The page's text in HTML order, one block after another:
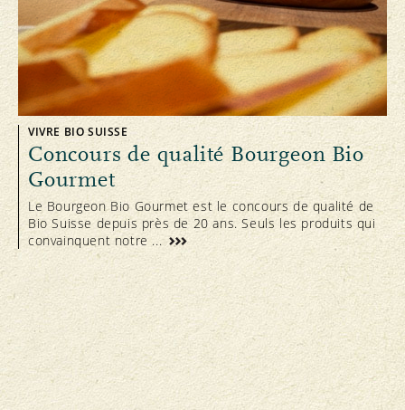
VIVRE BIO SUISSE
Concours de qualité Bourgeon Bio
Gourmet
Le Bourgeon Bio Gourmet est le concours de qualité de
Bio Suisse depuis près de 20 ans. Seuls les produits qui
convainquent notre ...